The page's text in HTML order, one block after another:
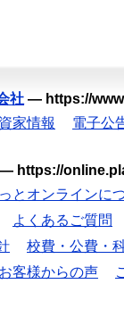
社 — https://
家情報 電子公
— https://
とオンラインに
よくあるご質問
校費・公費・
お客様からの声